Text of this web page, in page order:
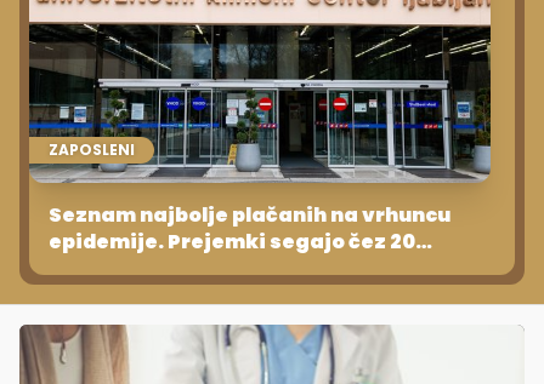
ZAPOSLENI
Seznam najbolje plačanih na vrhuncu
epidemije. Prejemki segajo čez 20